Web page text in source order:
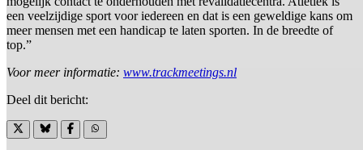
een veelzijdige sport voor iedereen en dat is een geweldige kans om
meer mensen met een handicap te laten sporten. In de breedte of
top.”
Voor meer informatie: www.trackmeetings.nl
Deel dit bericht: